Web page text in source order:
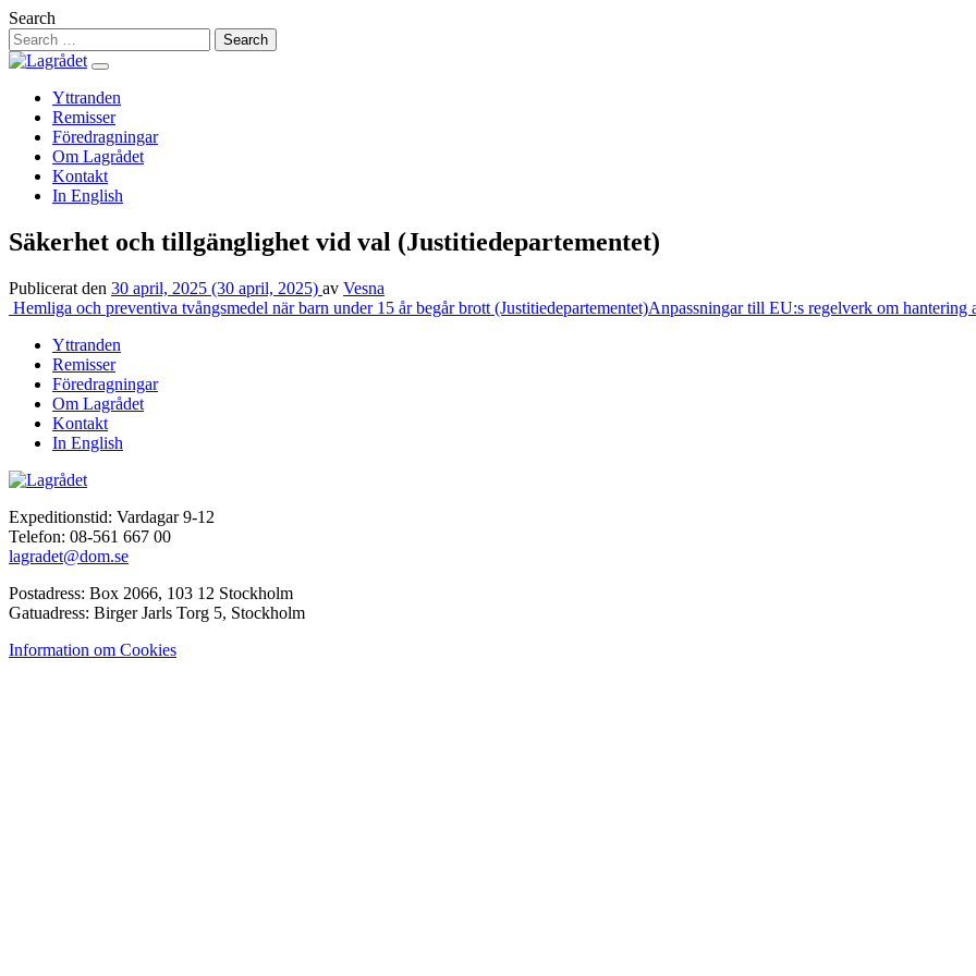
Hoppa
till
innehåll
Search
Yttranden
Remisser
Föredragningar
Om Lagrådet
Kontakt
In English
Säkerhet och tillgänglighet vid val (Justitiedepartementet)
Publicerat den 30 april, 2025 (30 april, 2025) av Vesna
Inläggsnavigering
Hemliga och preventiva tvångsmedel när barn under 15 år begår brott (Justitiedepartementet)Anpassningar till EU:s regelverk om hantering
Yttranden
Remisser
Föredragningar
Om Lagrådet
Kontakt
In English
Expeditionstid: Vardagar 9-12
Telefon: 08-561 667 00
lagradet@dom.se
Postadress: Box 2066, 103 12 Stockholm
Gatuadress: Birger Jarls Torg 5, Stockholm
Information om Cookies